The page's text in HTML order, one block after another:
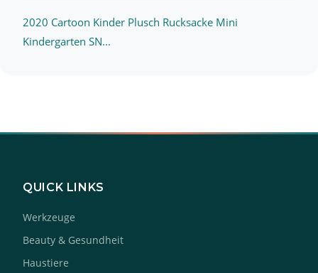
2020 Cartoon Kinder Plusch Rucksacke Mini
Kindergarten SN...
QUICK LINKS
Werkzeuge
Beauty & Gesundheit
Haustiere